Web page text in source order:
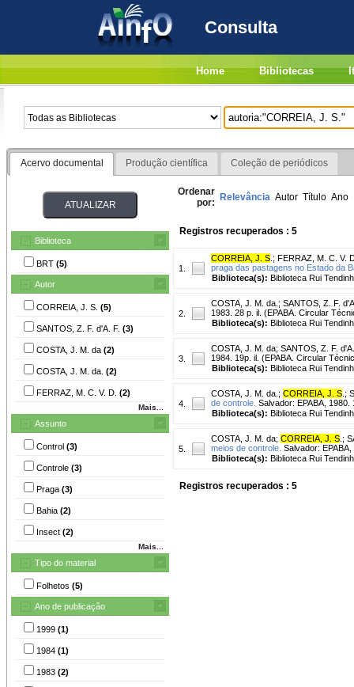
Consulta
Home Bibliotecas
Acervo documental Produção científica Coleção de periódicos
Biblioteca
BRT (5)
Autor
CORREIA, J. S. (5)
SANTOS, Z. F. d'A. F. (3)
COSTA, J. M. da (2)
COSTA, J. M. da. (2)
FERRAZ, M. C. V. D. (2)
Mais...
Assunto
Control (3)
Controle (3)
Praga (3)
Bahia (2)
Insect (2)
Mais...
Tipo do material
Folhetos (5)
Ano de publicação
1999 (1)
1984 (1)
1983 (2)
Ordenar
por: Relevância Autor Título Ano
Registros recuperados : 5
1.
CORREIA, J. S ; FERRAZ, M. C. V.
praga das pastagens no Estado da
Biblioteca(s): Biblioteca Rui
2.
COSTA, J. M. da. ; SANTOS, Z. F.
1983. 28 p. il. (EPABA. Circular
Biblioteca(s): Biblioteca Rui
3.
COSTA, J. M. da; SANTOS, Z. F.
1984. 19p. il. (EPABA. Circular
Biblioteca(s): Biblioteca Rui
4.
COSTA, J. M. da. ; CORREIA, J. S ;
de controle. Salvador: EPABA, 1980.
Biblioteca(s): Biblioteca Rui
5.
COSTA, J. M. da; CORREIA, J. S ;
meios de controle. Salvador:
Biblioteca(s): Biblioteca Rui
Registros recuperados : 5